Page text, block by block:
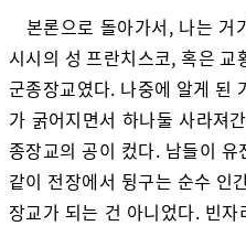
본론으로 돌아가서, 나는 거
시시의 성 프란치스코, 혹은
군종장교였다. 나중에 알게 된
가 굵어지면서 하나둘 사라져
종장교의 공이 컸다. 남들이
같이 전장에서 뒹구는 순수 인
장교가 되는 건 아니었다. 빈